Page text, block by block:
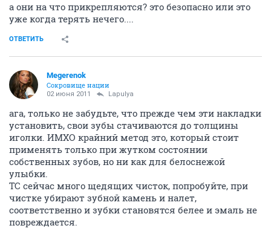
а они на что прикрепляются? это безопасно или это
уже когда терять нечего....
ОТВЕТИТЬ
Megerenok
Сокровище нации
02 июня 2011 Lapulya
ага, только не забудьте, что прежде чем эти накладки
установить, свои зубы стачиваются до толщины
иголки. ИМХО крайний метод это, который стоит
применять только при жутком состоянии
собственных зубов, но ни как для белоснежой
улыбки.
ТС сейчас много щедящих чисток, попробуйте, при
чистке убирают зубной камень и налет,
соответственно и зубки становятся белее и эмаль не
повреждается.